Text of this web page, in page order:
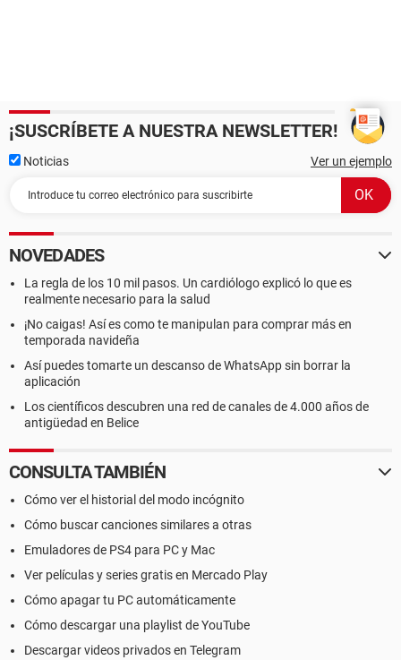
¡SUSCRÍBETE A NUESTRA NEWSLETTER!
Noticias Ver un ejemplo
NOVEDADES
La regla de los 10 mil pasos. Un cardiólogo explicó lo que es
realmente necesario para la salud
¡No caigas! Así es como te manipulan para comprar más en
temporada navideña
Así puedes tomarte un descanso de WhatsApp sin borrar la
aplicación
Los científicos descubren una red de canales de 4.000 años de
antigüedad en Belice
CONSULTA TAMBIÉN
Cómo ver el historial del modo incógnito
Cómo buscar canciones similares a otras
Emuladores de PS4 para PC y Mac
Ver películas y series gratis en Mercado Play
Cómo apagar tu PC automáticamente
Cómo descargar una playlist de YouTube
Descargar videos privados en Telegram